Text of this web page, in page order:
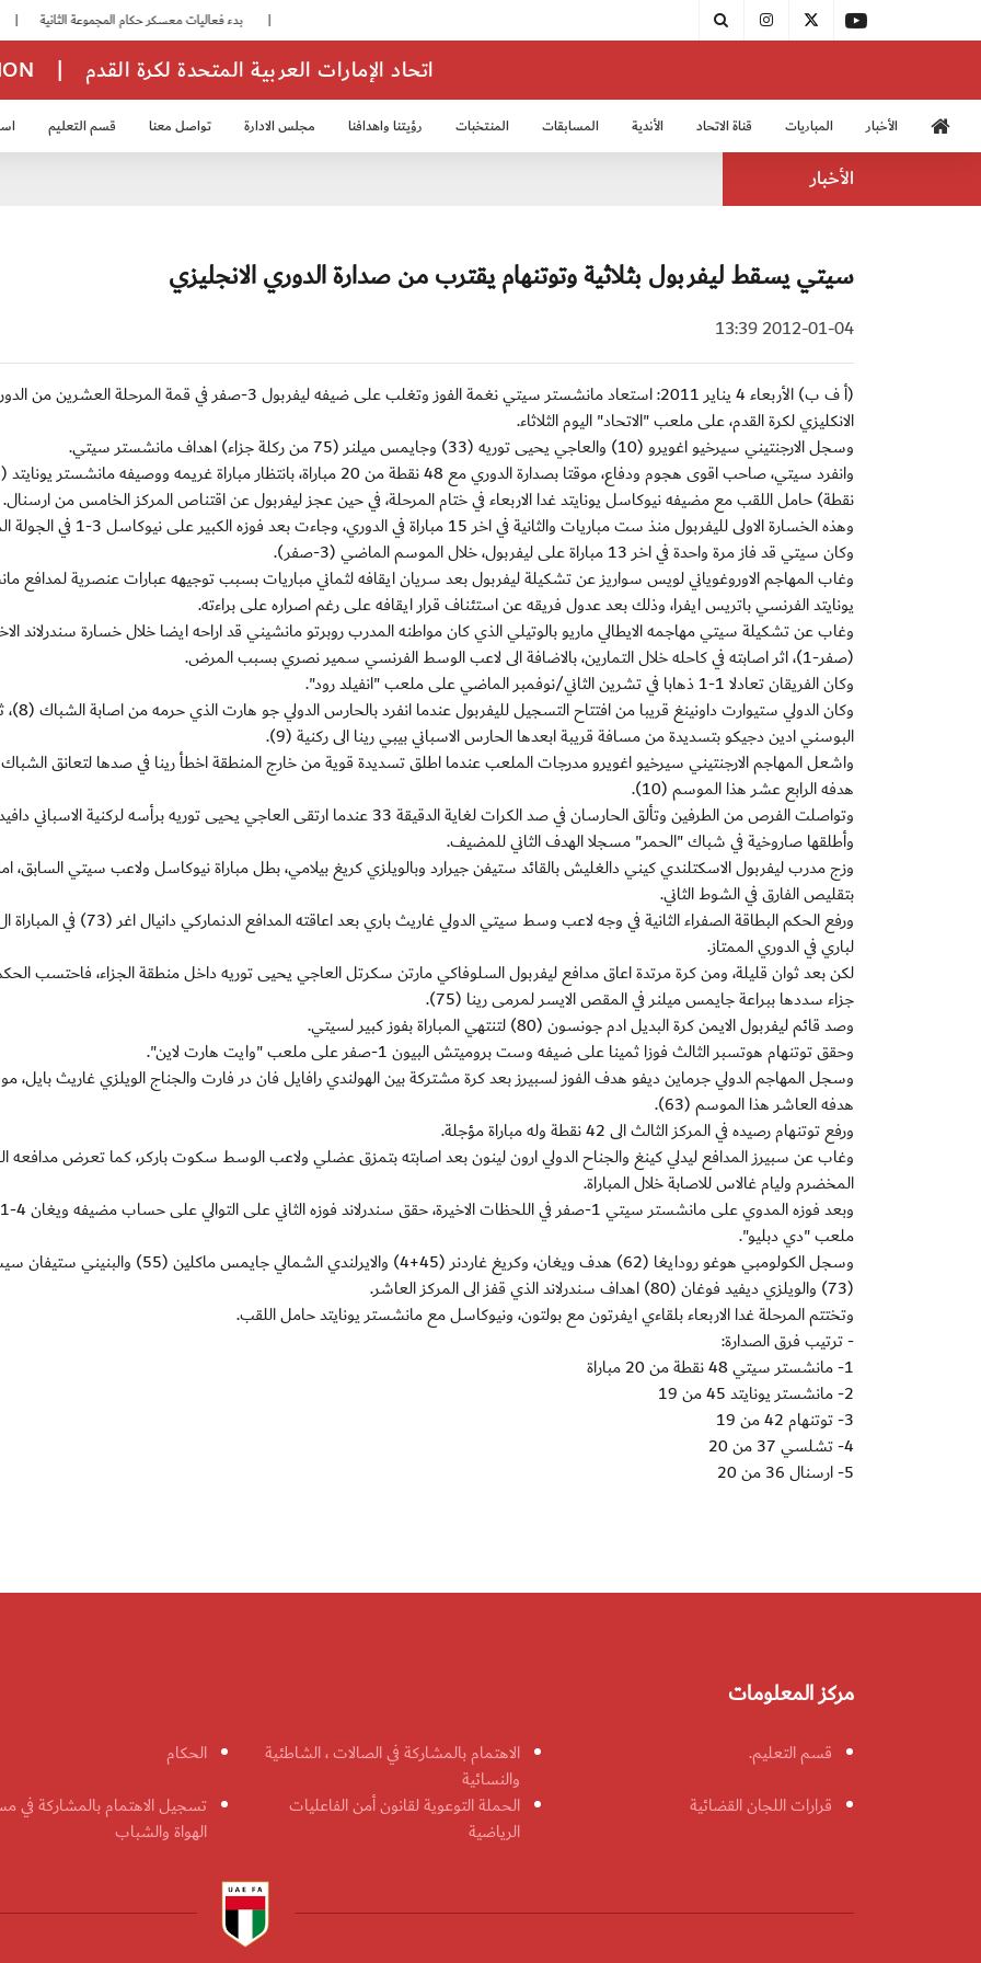
|
| اتحاد الإمارات العربية المتحدة لكرة القدم
الأخبار المباريات قناة الاتحاد الأندية المسابقات المنتخبات رؤيتنا واهدافنا مجلس الادارة تواصل معنا قسم التعليم
الأخبار
سيتي يسقط ليفربول بثلاثية وتوتنهام يقترب من صدارة الدوري الانجليزي
2012-01-04 13:39
(أ ف ب) الأربعاء 4 يناير 2011: استعاد مانشستر سيتي نغمة الفوز وتغلب على ضيفه ليفربول 3-صفر في قمة المرحلة العشرين
الانكليزي لكرة القدم، على ملعب "الاتحاد" اليوم الثلاثاء.
وسجل الارجنتيني سيرخيو اغويرو (10) والعاجي يحيى توريه (33) وجايمس ميلنر (75 من ركلة جزاء) اهداف مانشستر سيتي.
وانفرد
نقطة) حامل اللقب مع مضيفه نيوكاسل يونايتد غدا الاربعاء في ختام المرحلة، في حين عجز ليفربول عن اقتناص المركز الخامس من ارسنال.
وهذه الخسارة الاولى لليفربول منذ ست مباريات والثانية في اخر 15 مباراة في الدوري، وجاءت بعد فوزه الكبير على نيوكاسل 3-1 في الجولة الماضية.
وكان سيتي قد فاز مرة واحدة في اخر 13 مباراة على ليفربول، خلال الموسم الماضي (3-صفر).
وغاب المهاجم الاوروغوياني لويس سواريز عن تشكيلة ليفربول بعد سريان ايقافه لثماني مباريات بسبب توجيهه عبارات عنصرية لمدافع
يونايتد الفرنسي باتريس ايفرا، وذلك بعد عدول فريقه عن استئناف قرار ايقافه على رغم اصراره على براءته.
وغاب عن تشكيلة سيتي مهاجمه الايطالي ماريو بالوتيلي الذي كان مواطنه المدرب روبرتو مانشيني قد اراحه ايضا خلال خسارة سندرلاند
(صفر-1)، اثر اصابته في كاحله خلال التمارين، بالاضافة الى لاعب الوسط الفرنسي سمير نصري بسبب المرض.
وكان الفريقان تعادلا 1-1 ذهابا في تشرين الثاني/نوفمبر الماضي على ملعب "انفيلد رود".
وكان الدولي ستيوارت داونينغ قريبا من
البوسني ادين دجيكو بتسديدة من مسافة قريبة ابعدها الحارس الاسباني بيبي رينا الى ركنية (9).
واشعل المهاجم الارجنتيني سيرخيو اغويرو مدرجات الملعب عندما اطلق تسديدة قوية من خارج المنطقة اخطأ رينا في صدها لتعانق
هدفه الرابع عشر هذا الموسم (10).
وتواصلت الفرص من الطرفين وتألق الحارسان في صد الكرات لغاية الدقيقة 33 عندما ارتقى العاجي يحيى توريه برأسه لركنية
وأطلقها صاروخية في شباك "الحمر" مسجلا الهدف الثاني للمضيف.
وزج مدرب ليفربول الاسكتلندي كيني دالغليش بالقائد ستيفن جيرارد وبالويلزي كريغ بيلامي، بطل مباراة نيوكاسل ولاعب سيتي السابق،
بتقليص الفارق في الشوط الثاني.
لباري في الدوري الممتاز.
لكن بعد ثوان قليلة، ومن كرة مرتدة اعاق مدافع ليفربول السلوفاكي مارتن سكرتل العاجي يحيى توريه داخل منطقة الجزاء، فاحتسب
جزاء سددها ببراعة جايمس ميلنر في المقص الايسر لمرمى رينا (75).
وصد قائم ليفربول الايمن كرة البديل ادم جونسون (80) لتنتهي المباراة بفوز كبير لسيتي.
وحقق توتنهام هوتسبر الثالث فوزا ثمينا على ضيفه وست بروميتش البيون 1-صفر على ملعب "وايت هارت لاين".
وسجل المهاجم الدولي جرماين ديفو هدف الفوز لسبيرز بعد كرة مشتركة بين الهولندي رافايل فان در فارت والجناج الويلزي غاريث بايل،
هدفه العاشر هذا الموسم (63).
ورفع توتنهام رصيده في المركز الثالث الى 42 نقطة وله مباراة مؤجلة.
وغاب عن سبيرز المدافع ليدلي كينغ والجناح الدولي ارون لينون بعد اصابته بتمزق عضلي ولاعب الوسط سكوت باركر، كما تعرض مدافعه
المخضرم وليام غالاس للاصابة خلال المباراة.
ملعب "دي دبليو".
وسجل الكولومبي هوغو رودايغا (62) هدف ويغان، وكريغ غاردنر (45+4) والايرلندي الشمالي جايمس
(73) والويلزي ديفيد فوغان (80) اهداف سندرلاند الذي قفز الى المركز العاشر.
وتختتم المرحلة غدا الاربعاء بلقاءي ايفرتون مع بولتون، ونيوكاسل مع مانشستر يونايتد حامل اللقب.
- ترتيب فرق الصدارة:
1- مانشستر سيتي 48 نقطة من 20 مباراة
2- مانشستر يونايتد 45 من 19
3- توتنهام 42 من 19
4- تشلسي 37 من 20
5- ارسنال 36 من 20
مركز المعلومات
قسم التعليم.
الاهتمام بالمشاركة في الصالات ، الشاطئية
والنسائية
الحكام
قرارات اللجان القضائية
الحملة التوعوية لقانون أمن الفاعليات
الرياضية
تسجيل الاهتمام بالمشاركة في
الهواة والشباب